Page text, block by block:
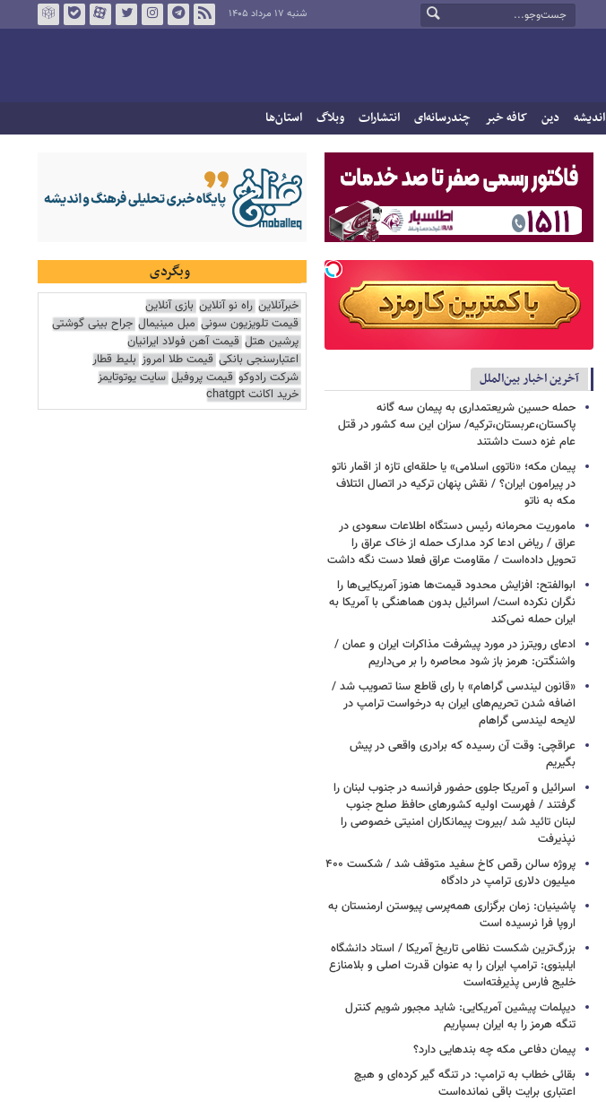
شنبه ۱۷ مرداد ۱۴۰۵
اندیشه دین کافه خبر چندرسانه‌ای انتشارات وبلاگ استان‌ها
آخرین اخبار بین‌الملل
حمله حسین شریعتمداری به پیمان سه گانه
پاکستان،عربستان،ترکیه/ سزان این سه کشور در قتل
عام غزه دست داشتند
پیمان مکه؛ «ناتوی اسلامی» یا حلقه‌ای تازه از اقمار ناتو
در پیرامون ایران؟ / نقش پنهان ترکیه در اتصال ائتلاف
مکه به ناتو
ماموریت محرمانه رئیس دستگاه اطلاعات سعودی در
عراق / ریاض ادعا کرد مدارک حمله از خاک عراق را
تحویل داده‌است / مقاومت عراق فعلا دست نگه داشت
ابوالفتح: افزایش محدود قیمت‌ها هنوز آمریکایی‌ها را
نگران نکرده است/ اسرائیل بدون هماهنگی با آمریکا به
ایران حمله نمی‌کند
ادعای رویترز در مورد پیشرفت مذاکرات ایران و عمان /
واشنگتن: هرمز باز شود محاصره را بر می‌داریم
«قانون لیندسی گراهام» با رای قاطع سنا تصویب شد /
اضافه شدن تحریم‌های ایران به درخواست ترامپ در
لایحه لیندسی گراهام
عراقچی: وقت آن رسیده که برادری واقعی در پیش
بگیریم
اسرائیل و آمریکا جلوی حضور فرانسه در جنوب لبنان را
گرفتند / فهرست اولیه کشورهای حافظ صلح جنوب
لبنان تائید شد /بیروت پیمانکاران امنیتی خصوصی را
نپذیرفت
پروژه سالن رقص کاخ سفید متوقف شد / شکست ۴۰۰
میلیون دلاری ترامپ در دادگاه
پاشینیان: زمان برگزاری همه‌پرسی پیوستن ارمنستان به
اروپا فرا نرسیده است
بزرگ‌ترین شکست نظامی تاریخ آمریکا / استاد دانشگاه
ایلینوی: ترامپ ایران را به عنوان قدرت اصلی و بلامنازع
خلیج فارس پذیرفته‌است
دیپلمات پیشین آمریکایی: شاید مجبور شویم کنترل
تنگه هرمز را به ایران بسپاریم
پیمان دفاعی مکه چه بندهایی دارد؟
بقائی خطاب به ترامپ: در تنگه گیر کرده‌ای و هیچ
اعتباری برایت باقی نمانده‌است
وبگردی
خبرآنلاین راه نو آنلاین بازی آنلاین
قیمت تلویزیون سونی مبل مینیمال جراح بینی گوشتی
پرشین هتل قیمت آهن فولاد ایرانیان
اعتبارسنجی بانکی قیمت طلا امروز بلیط قطار
شرکت رادوکو قیمت پروفیل سایت یوتوتایمز
خرید اکانت chatgpt